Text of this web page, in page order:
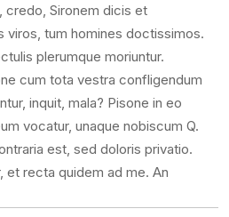
credo, Sironem dicis et
viros, tum homines doctissimos.
plerumque moriuntur.
cum tota vestra confligendum
inquit, mala? Pisone in eo
vocatur, unaque nobiscum Q.
est, sed doloris privatio.
et recta quidem ad me. An